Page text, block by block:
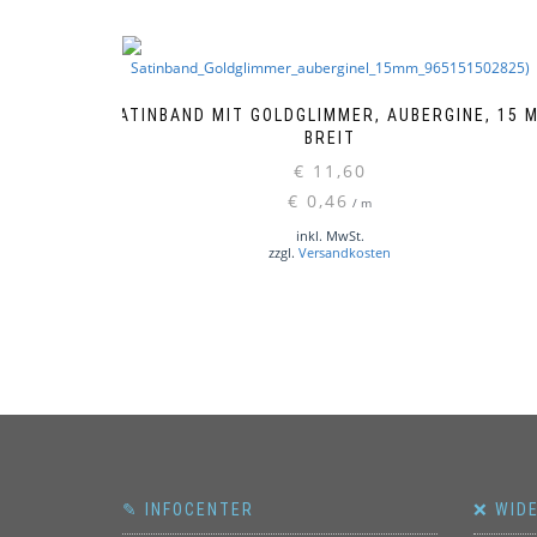
SATINBAND MIT GOLDGLIMMER, AUBERGINE, 15
BREIT
€ 11,60
€ 0,46 / m
inkl. MwSt.
zzgl.Versandkosten
✎ INFOCENTER ❌